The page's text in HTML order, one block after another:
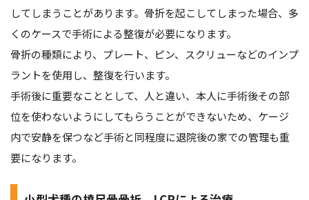
してしまうことがあります。骨折を起こしてしまった場合、多
くのケースで手術による整復が必要になります。
骨折の種類により、プレート、ピン、スクリューなどのインプ
ラントを使用し、整復を行います。
手術後に重要なこととして、人と違い、本人に手術後その部
位を使わないようにしてもらうことができないため、ケージ
内で安静を保つなど手術と同程度に退院後の家での管理も重
要になります。